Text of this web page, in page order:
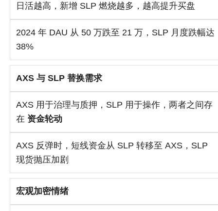
日活越高，新增 SLP 燃烧越多，越高提升买盘
2024 年 DAU 从 50 万跌至 21 万，SLP 月度跌幅达
38%
AXS 与 SLP 替换需求
AXS 用于治理与质押，SLP 用于操作，两者之间存
在 资金轮动
AXS 反弹时，短线资金从 SLP 转移至 AXS，SLP
现货抛压加剧
宏观加密情绪